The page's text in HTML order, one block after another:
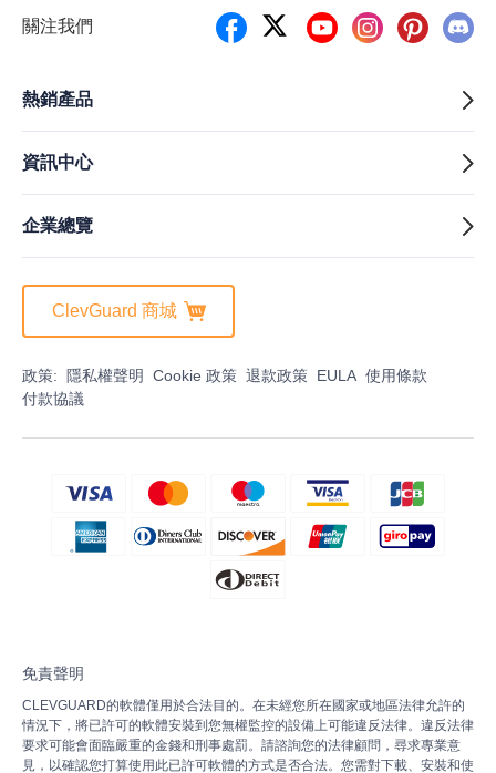
關注我們
熱銷產品
資訊中心
企業總覽
ClevGuard 商城
政策: 隱私權聲明 Cookie 政策 退款政策 EULA 使用條款
付款協議
免責聲明
CLEVGUARD的軟體僅用於合法目的。在未經您所在國家或地區法律允許的
情況下，將已許可的軟體安裝到您無權監控的設備上可能違反法律。違反法律
要求可能會面臨嚴重的金錢和刑事處罰。請諮詢您的法律顧問，尋求專業意
見，以確認您打算使用此已許可軟體的方式是否合法。您需對下載、安裝和使